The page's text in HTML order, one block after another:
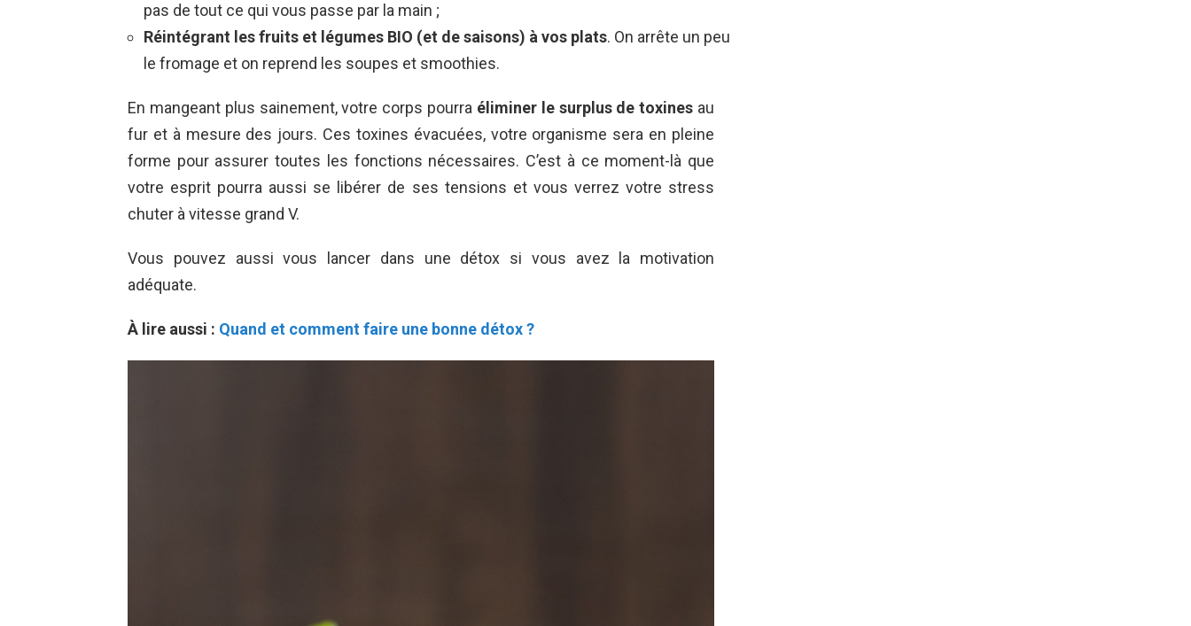
pas de tout ce qui vous passe par la main ;
Réintégrant les fruits et légumes BIO (et de saisons) à vos plats. On arrête un peu
le fromage et on reprend les soupes et smoothies.
En mangeant plus sainement, votre corps pourra éliminer le surplus de toxines au
fur et à mesure des jours. Ces toxines évacuées, votre organisme sera en pleine
forme pour assurer toutes les fonctions nécessaires. C’est à ce moment-là que
votre esprit pourra aussi se libérer de ses tensions et vous verrez votre stress
chuter à vitesse grand V.
Vous pouvez aussi vous lancer dans une détox si vous avez la motivation
adéquate.
À lire aussi : Quand et comment faire une bonne détox ?